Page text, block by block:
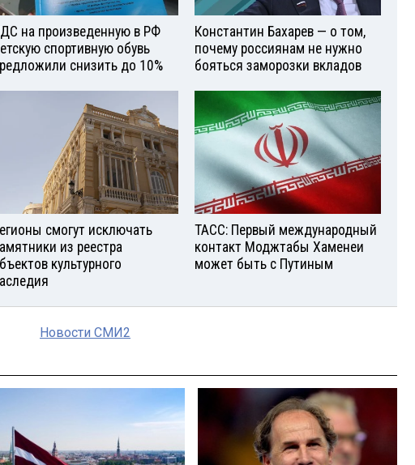
на произведенную в РФ
спортивную обувь
снизить до 10%
Константин Бахарев — о том,
почему россиянам не нужно
бояться заморозки вкладов
смогут исключать
из реестра
культурного
ТАСС: Первый международный
контакт Моджтабы Хаменеи
может быть с Путиным
Новости СМИ2